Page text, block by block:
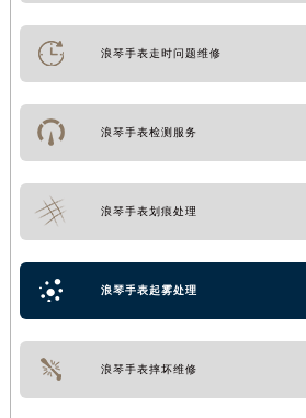
浪琴手表走时问题维修
浪琴手表检测服务
浪琴手表划痕处理
浪琴手表起雾处理
浪琴手表摔坏维修